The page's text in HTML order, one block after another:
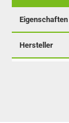
Eigenschaften
Hersteller